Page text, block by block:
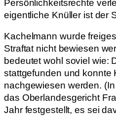
Persönlichkeitsrechte
eigentliche Knüller ist der
Kachelmann wurde
Straftat nicht bewiesen
bedeutet wohl soviel wie:
stattgefunden und konnte
nachgewiesen werden.
das Oberlandesgericht
Jahr festgestellt, es sei